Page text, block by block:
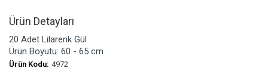
Ürün Detayları
20 Adet Lilarenk Gül
Ürün Boyutu: 60 - 65 cm
Ürün Kodu: 4972